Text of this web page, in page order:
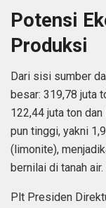
Potensi
Produksi
Dari sisi sumber
besar: 319,78 juta
122,44 juta ton
pun tinggi, yakni
(limonite),
bernilai di tanah air.
Plt Presiden